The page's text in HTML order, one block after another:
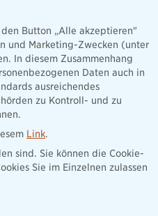
Button „Alle akzeptieren"
und Marketing-Zwecken (unter
In diesem Zusammenhang
Daten auch in
ausreichendes
zu Kontroll- und zu
Link.
sind. Sie können die Cookie-
Sie im Einzelnen zulassen